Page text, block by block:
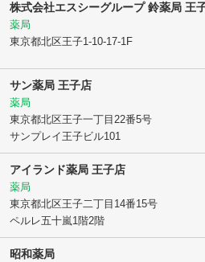
株式会社エスシーグループ 鈴薬局 王
薬局
東京都北区王子1-10-17-1F
サン薬局 王子店
薬局
東京都北区王子一丁目22番5号
サンプレイ王子ビル101
アイランド薬局 王子店
薬局
東京都北区王子二丁目14番15号
ペルレ五十嵐1階2階
昭和薬局